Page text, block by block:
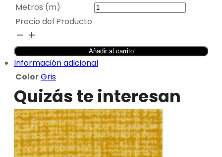
Metros (m)
Precio del Producto
TAPICERÍA
SUAVE
PLOMO
-
cantidad
Añadir al carrito
Información adicional
ColorGris
Quizás te interesan